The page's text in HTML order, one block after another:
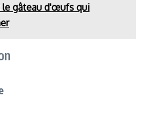
le gâteau d'œufs qui